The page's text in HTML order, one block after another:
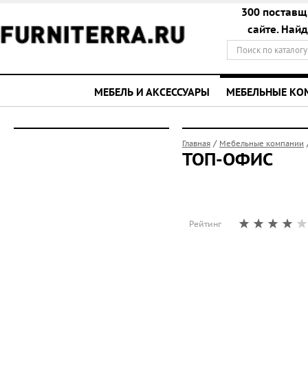
300
сайте.
МЕБЕЛЬ И АКСЕССУАРЫ МЕБЕЛЬНЫЕ
Главная / Мебельные компании
ТОП-ОФИС
Рейтинг